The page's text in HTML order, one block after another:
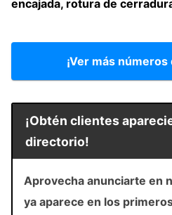
encajada, rotura de
¡Ver más
¡Obtén clientes
directorio!
Aprovecha anunciarte en
ya aparece en los